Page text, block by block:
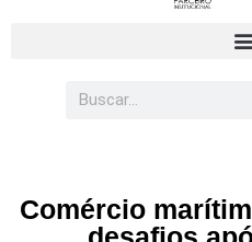
Comércio